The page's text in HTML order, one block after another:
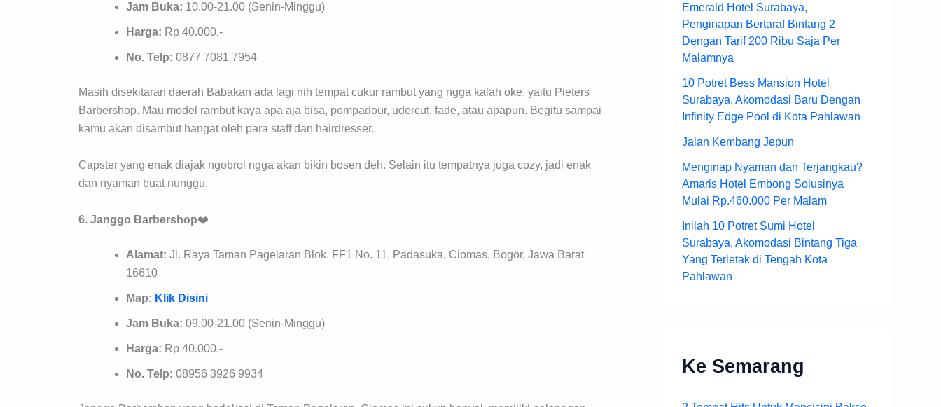
Jam Buka: 10.00-21.00 (Senin-Minggu)
Harga: Rp 40.000,-
No. Telp: 0877 7081 7954
Masih disekitaran daerah Babakan ada lagi nih tempat cukur rambut yang ngga kalah oke, yaitu Pieters
Barbershop. Mau model rambut kaya apa aja bisa, pompadour, udercut, fade, atau apapun. Begitu sampai
kamu akan disambut hangat oleh para staff dan hairdresser.
Capster yang enak diajak ngobrol ngga akan bikin bosen deh. Selain itu tempatnya juga cozy, jadi enak
dan nyaman buat nunggu.
6. Janggo Barbershop❤️
Alamat: Jl. Raya Taman Pagelaran Blok. FF1 No. 11, Padasuka, Ciomas, Bogor, Jawa Barat
16610
Map: Klik Disini
Jam Buka: 09.00-21.00 (Senin-Minggu)
Harga: Rp 40.000,-
No. Telp: 08956 3926 9934
Emerald Hotel Surabaya,
Penginapan Bertaraf Bintang 2
Dengan Tarif 200 Ribu Saja Per
Malamnya
10 Potret Bess Mansion Hotel
Surabaya, Akomodasi Baru Dengan
Infinity Edge Pool di Kota Pahlawan
Jalan Kembang Jepun
Menginap Nyaman dan Terjangkau?
Amaris Hotel Embong Solusinya
Mulai Rp.460.000 Per Malam
Inilah 10 Potret Sumi Hotel
Surabaya, Akomodasi Bintang Tiga
Yang Terletak di Tengah Kota
Pahlawan
Ke Semarang